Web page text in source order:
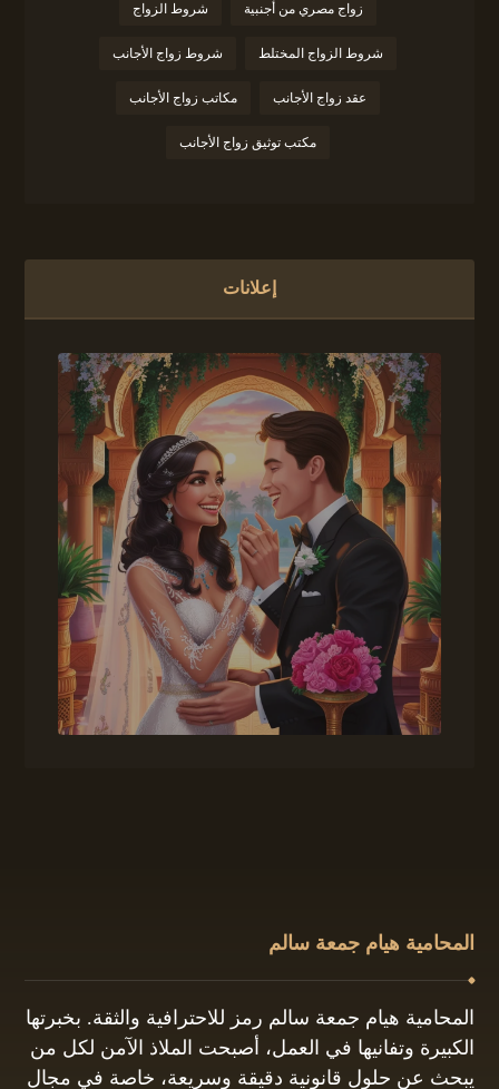
زواج مصري من أجنبية شروط الزواج
شروط الزواج المختلط شروط زواج الأجانب
عقد زواج الأجانب مكاتب زواج الأجانب
مكتب توثيق زواج الأجانب
إعلانات
المحامية هيام جمعة سالم
المحامية هيام جمعة سالم رمز للاحترافية والثقة. بخبرتها
الكبيرة وتفانيها في العمل، أصبحت الملاذ الآمن لكل من
يبحث عن حلول قانونية دقيقة وسريعة، خاصة في مجال